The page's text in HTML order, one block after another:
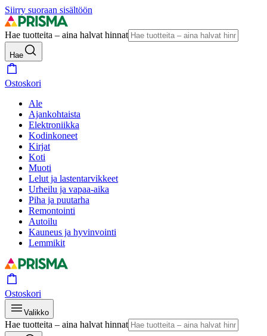
Siirry suoraan sisältöön
Hae tuotteita – aina halvat hinnat
Hae
Ostoskori
Ale
Ajankohtaista
Elektroniikka
Kodinkoneet
Kirjat
Koti
Muoti
Lelut ja lastentarvikkeet
Urheilu ja vapaa-aika
Piha ja puutarha
Remontointi
Autoilu
Kauneus ja hyvinvointi
Lemmikit
Ostoskori
Valikko
Hae tuotteita – aina halvat hinnat